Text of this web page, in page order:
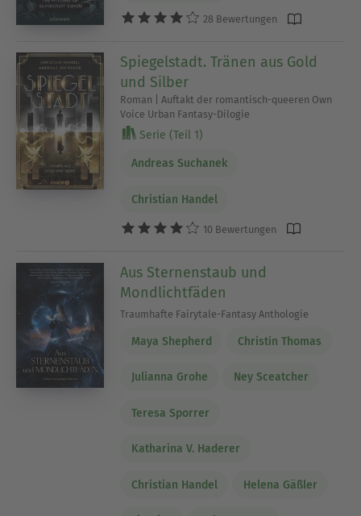
28 Bewertungen
Spiegelstadt. Tränen aus Gold
und Silber
Roman | Auftakt der romantisch-queeren Own
Voice Urban Fantasy-Dilogie
Serie (Teil 1)
Andreas Suchanek
Christian Handel
10 Bewertungen
Aus Sternenstaub und
Mondlichtfäden
Traumhafte Fairytale-Fantasy Anthologie
Maya Shepherd Christin Thomas
Julianna Grohe Ney Sceatcher
Teresa Sporrer
Katharina V. Haderer
Christian Handel Helena Gäßler